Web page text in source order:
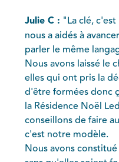
Julie C : "La clé,
nous a aidés à
parler le même
Nous avons laissé le
elles qui ont pris la
d'être formées donc
la Résidence Noël
conseillons de faire
c'est notre modèle.
Nous avons